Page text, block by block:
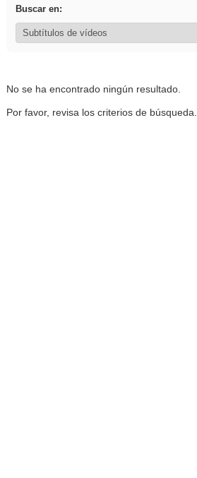
Buscar en:
No se ha encontrado ningún resultado.
Por favor, revisa los criterios de búsqueda.